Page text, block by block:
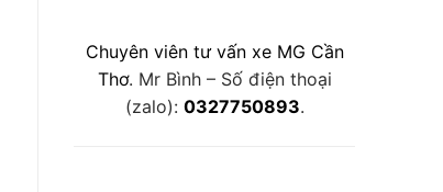
Chuyên viên tư vấn xe MG Cần
Thơ. Mr Bình – Số điện thoại
(zalo): 0327750893.